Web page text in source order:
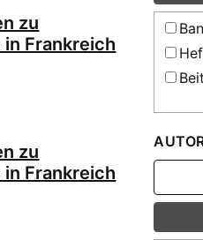
zu
Frankreich
zu
Frankreich